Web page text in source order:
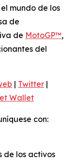
mundo de los
de
de MotoGP™,
del
| Twitter |
Wallet
con:
de los activos